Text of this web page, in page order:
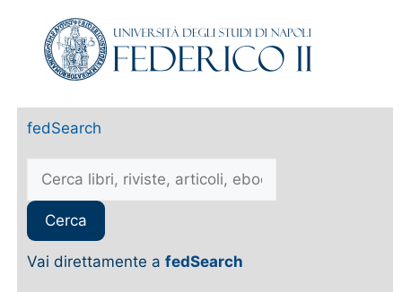
fedSearch
Vai direttamente a fedSearch